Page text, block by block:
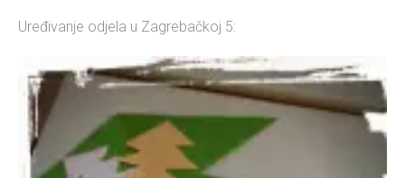
Uređivanje odjela u Zagrebačkoj 5: